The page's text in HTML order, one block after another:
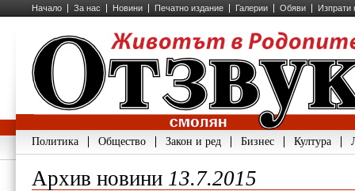
Начало За нас Новини Печатно издание Галерии Обяви Изпрати
Политика Общество Закон и ред Бизнес Култура
Архив новини 13.7.2015